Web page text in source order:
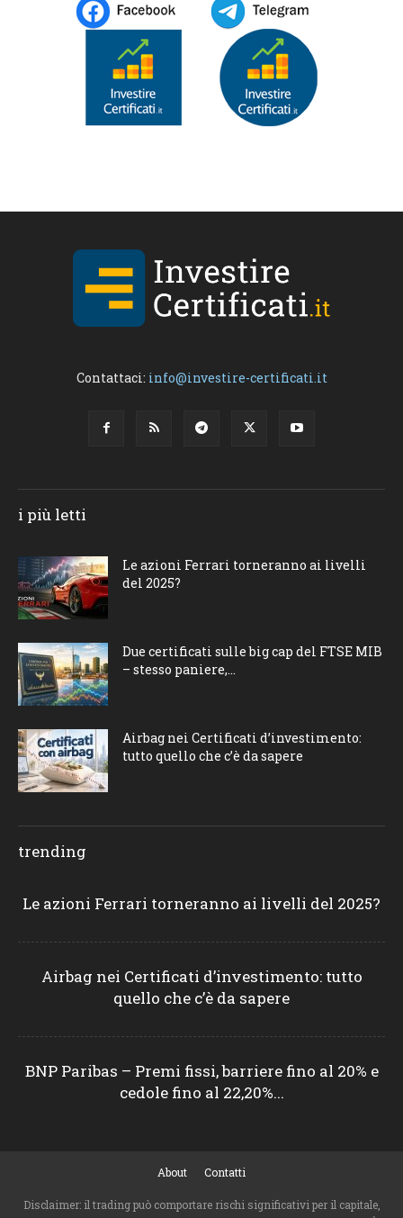
Contattaci: info@investire-certificati.it
i più letti
Le azioni Ferrari torneranno ai livelli
del 2025?
Due certificati sulle big cap del FTSE MIB
– stesso paniere,...
Airbag nei Certificati d’investimento:
tutto quello che c’è da sapere
trending
Le azioni Ferrari torneranno ai livelli del 2025?
Airbag nei Certificati d’investimento: tutto
quello che c’è da sapere
BNP Paribas – Premi fissi, barriere fino al 20% e
cedole fino al 22,20%...
About Contatti
Disclaimer: il trading può comportare rischi significativi per il capitale,